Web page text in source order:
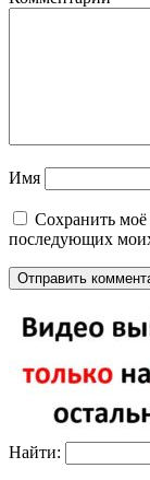
Имя
Сохранить моё
последующих
Найти: